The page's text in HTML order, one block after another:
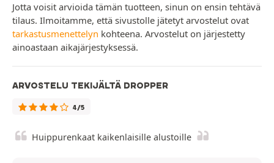
Jotta voisit arvioida tämän tuotteen, sinun on ensin tehtävä
tilaus. Ilmoitamme, että sivustolle jätetyt arvostelut ovat
tarkastusmenettelyn kohteena. Arvostelut on järjestetty
ainoastaan aikajärjestyksessä.
ARVOSTELU TEKIJÄLTÄ DROPPER
4/5
Huippurenkaat kaikenlaisille alustoille